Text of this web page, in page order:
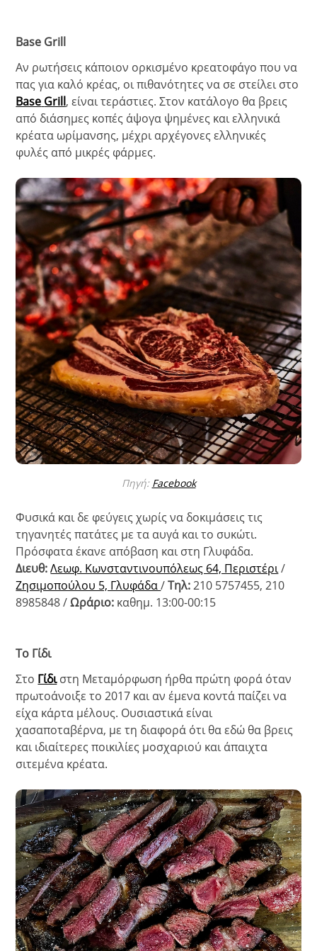
Base Grill
Αν ρωτήσεις κάποιον ορκισμένο κρεατοφάγο που να
πας για καλό κρέας, οι πιθανότητες να σε στείλει στο
Base Grill, είναι τεράστιες. Στον κατάλογο θα βρεις
από διάσημες κοπές άψογα ψημένες και ελληνικά
κρέατα ωρίμανσης, μέχρι αρχέγονες ελληνικές
φυλές από μικρές φάρμες.
Πηγή: Facebook
Φυσικά και δε φεύγεις χωρίς να δοκιμάσεις τις
τηγανητές πατάτες με τα αυγά και το συκώτι.
Πρόσφατα έκανε απόβαση και στη Γλυφάδα.
Διευθ:Λεωφ. Κωνσταντινουπόλεως 64, Περιστέρι/
Ζησιμοπούλου 5, Γλυφάδα/Τηλ:210 5757455, 210
8985848 /Ωράριο: καθημ. 13:00-00:15
Το Γίδι
Στο Γίδιστη Μεταμόρφωση ήρθα πρώτη φορά όταν
πρωτοάνοιξε το 2017 και αν έμενα κοντά παίζει να
είχα κάρτα μέλους. Ουσιαστικά είναι
χασαποταβέρνα, με τη διαφορά ότι θα εδώ θα βρεις
και ιδιαίτερες ποικιλίες μοσχαριού και άπαιχτα
σιτεμένα κρέατα.